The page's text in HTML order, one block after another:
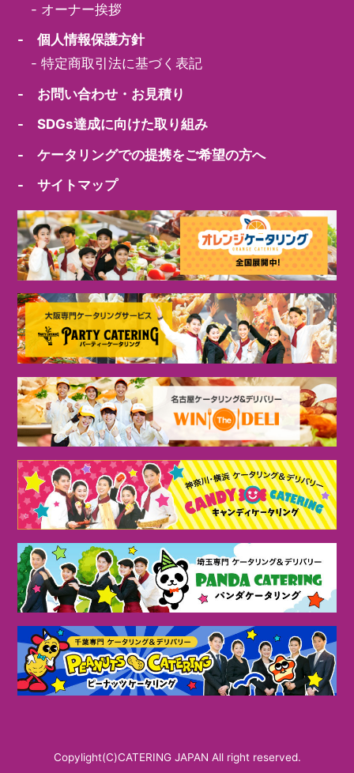
- オーナー挨拶
- 個人情報保護方針
-特定商取引法に基づく表記
- お問い合わせ・お見積り
- SDGs達成に向けた取り組み
- ケータリングでの提携をご希望の方へ
- サイトマップ
Copylight(C)CATERING JAPAN All right reserved.